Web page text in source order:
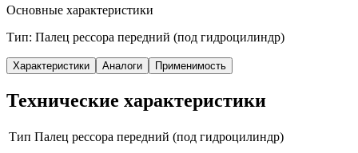
Основные характеристики
Тип: Палец рессора передний (под гидроцилиндр)
Характеристики Аналоги Применимость
Технические характеристики
Тип Палец рессора передний (под гидроцилиндр)